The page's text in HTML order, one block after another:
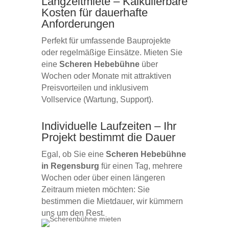
Kosten für dauerhafte
Anforderungen
Perfekt für umfassende Bauprojekte
oder regelmäßige Einsätze. Mieten Sie
eine Scheren Hebebühneüber
Wochen oder Monate mit attraktiven
Preisvorteilen und inklusivem
Vollservice (Wartung, Support).
Individuelle Laufzeiten – Ihr
Projekt bestimmt die Dauer
Egal, ob Sie eine Scheren Hebebühne
in Regensburg für einen Tag, mehrere
Wochen oder über einen längeren
Zeitraum mieten möchten: Sie
bestimmen die Mietdauer, wir kümmern
uns um den Rest.